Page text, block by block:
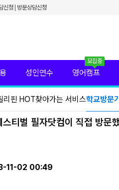
신청 방문상담신청
성인연수
모집중
영어캠프
리핀 HOT찾아가는 서비스학교방문
티벌 필자닷컴이 직접 방문
11-02 00:49